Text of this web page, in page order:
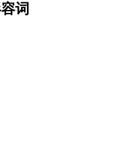
词